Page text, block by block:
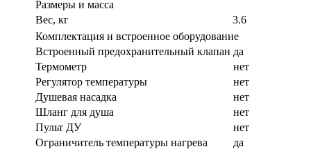
Размеры и масса
Вес, кг
3.6
Комплектация и встроенное оборудование
Встроенный предохранительный клапан да
Термометр
нет
Регулятор температуры
нет
Душевая насадка
нет
Шланг для душа
нет
Пульт ДУ
нет
Ограничитель температуры нагрева
да